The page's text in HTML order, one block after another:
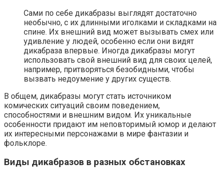
Сами по себе дикабразы выглядят достаточно
необычно, с их длинными иголками и складками на
спине. Их внешний вид может вызывать смех или
удивление у людей, особенно если они видят
дикабраза впервые. Иногда дикабразы могут
использовать свой внешний вид для своих целей,
например, притворяться безобидными, чтобы
вызвать недоумение у других существ.
В общем, дикабразы могут стать источником
комических ситуаций своим поведением,
способностями и внешним видом. Их уникальные
особенности придают им неповторимый юмор и делают
их интересными персонажами в мире фантазии и
фольклоре.
Виды дикабразов в разных обстановках